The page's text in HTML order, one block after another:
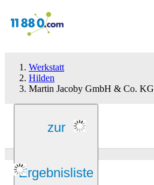
Werkstatt
Hilden
Martin Jacoby GmbH & Co. KG
zur
Ergebnisliste